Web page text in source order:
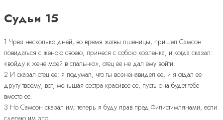
Судьи 15
1 Чрез несколько дней, во время жатвы пшеницы, пришел Самсон
повидаться с женою своею, принеся с собою козленка; и когда сказал:
«войду к жене моей в спальню», отец ее не дал ему войти.
2 И сказал отец ее: я подумал, что ты возненавидел ее, и я отдал ее
другу твоему; вот, меньшая сестра красивее ее; пусть она будет тебе
вместо ее.
3 Но Самсон сказал им: теперь я буду прав пред Филистимлянами, если
сделаю им зло.